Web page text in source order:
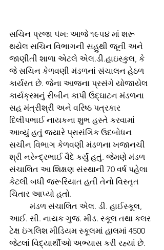
સચિન પ્રજા પંખ: આજે ૧૯૫૪ માં શરૂ
થયેલ સચિન વિભાગની સહુથી જૂની અને
જાણીતી શાળા એટલે એલ.ડી.હાઇસ્કુલ, કે
જે સચિન કેળવણી મંડળનાં સંચાલન હેઠળ
કાર્યરત છે. જેના આજના પ્રસંગે યોજાયેલ
કાર્યક્રમનું રીબીન કાપી ઉદ્ઘાટન મંડળના
સહ મંત્રીશ્રી અને વરિષ્ઠ પત્રકાર
દિલીપભાઈ નાયકના શુભ હસ્તે કરવામાં
આવ્યું હતું જયારે પ્રાસંગિક ઉદબોધન
સચીન વિભાગ કેળવણી મંડળના ખજાનચી
શ્રી નરેન્દ્રભાઈ વૈદે કર્યું હતું. જેમણે મંડળ
સંચાલિત આ શિક્ષણ સંસ્થાની 70 વર્ષ પહેલા
કેટલી બધી જરૂરિયાત હતી તેનો વિસ્તૃત
ચિતાર આપ્યો હતો.
આઈ. સી. નાયક ગુજ. મીડ. સ્કૂલ તથા કલર
ટેક્ષ ઇંગલિશ મીડિયમ સ્કૂલમાં હાલમાં 4500
જેટલાં વિદ્યાર્થીઓ અભ્યાસ કરી રહ્યાં છે.